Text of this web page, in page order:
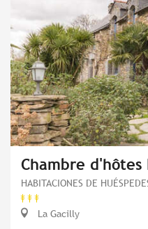
Chambre d'hôtes
HABITACIONES DE
La Gacilly